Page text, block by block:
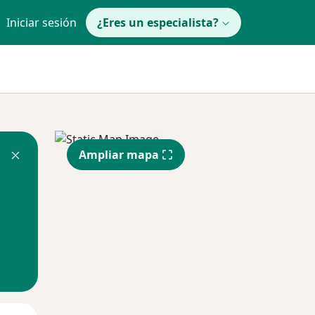
Iniciar sesión ¿Eres un especialista?
Ampliar mapa